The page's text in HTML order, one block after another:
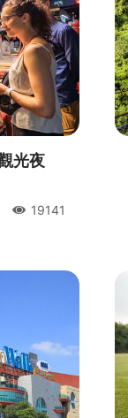
光夜
人氣19141